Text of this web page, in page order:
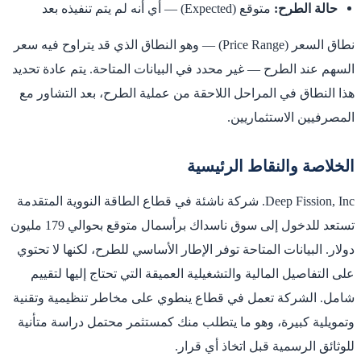
حالة الطرح: متوقع (Expected) — أي أنه لم يتم تنفيذه بعد
نطاق السعر (Price Range) — وهو النطاق الذي قد يتراوح فيه سعر
السهم عند الطرح — غير محدد في البيانات المتاحة. يتم عادة تحديد
هذا النطاق في المراحل اللاحقة من عملية الطرح، بعد التشاور مع
المصرفيين الاستثماريين.
الخلاصة والنقاط الرئيسية
Deep Fission, Inc. شركة ناشئة في قطاع الطاقة النووية المتقدمة
تستعد للدخول إلى سوق ناسداك برأسمال متوقع بحوالي 179 مليون
دولار. البيانات المتاحة توفر الإطار الأساسي للطرح، لكنها لا تحتوي
على التفاصيل المالية والتشغيلية العميقة التي تحتاج إليها لتقييم
شامل. الشركة تعمل في قطاع ينطوي على مخاطر تنظيمية وتقنية
وتمويلية كبيرة، وهو ما يتطلب منك كمستثمر محتمل دراسة متأنية
للوثائق الرسمية قبل اتخاذ أي قرار.